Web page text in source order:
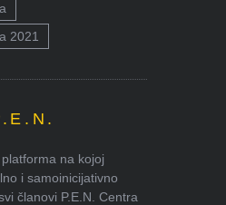
2021
na kojoj
i samoinicijativno
članovi P.E.N. Centra